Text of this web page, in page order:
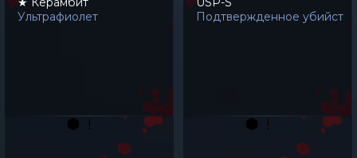
Ультрафиолет
Подтвержденное убийство